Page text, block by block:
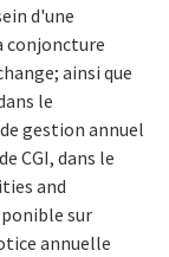
d'une
conjoncture
ainsi que
le
gestion annuel
CGI, dans le
and
sur
annuelle